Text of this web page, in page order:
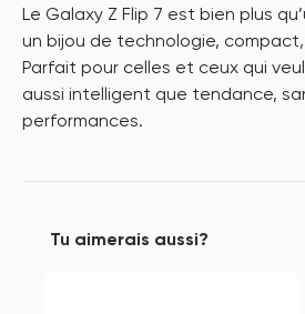
Le Galaxy Z Flip 7 est bien plus
un bijou de technologie,
Parfait pour celles et ceux qui
aussi intelligent que tendance,
performances.
Tu aimerais aussi?